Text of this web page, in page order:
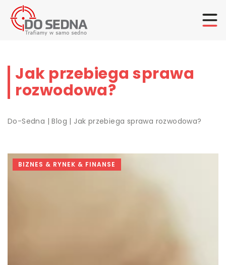
Jak przebiega sprawa
rozwodowa?
Do-Sedna |Blog | Jak przebiega sprawa rozwodowa?
BIZNES & RYNEK & FINANSE